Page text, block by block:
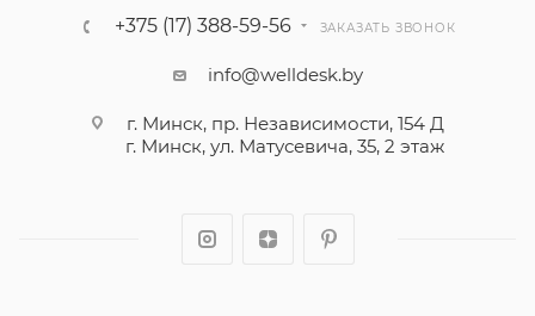
+375 (17) 388-59-56 ЗАКАЗАТЬ ЗВОНОК
info@welldesk.by
г. Минск, пр. Независимости, 154 Д
г. Минск, ул. Матусевича, 35, 2 этаж